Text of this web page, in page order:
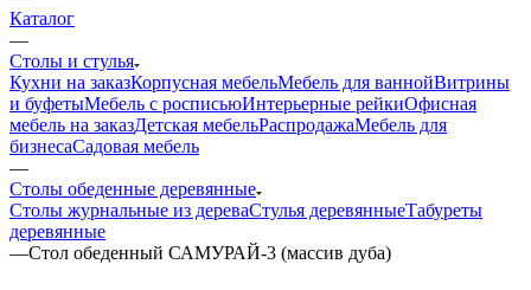
Каталог
—
Столы и стулья
Кухни на заказКорпусная мебельМебель для ваннойВитрины
и буфетыМебель с росписьюИнтерьерные рейкиОфисная
мебель на заказДетская мебельРаспродажаМебель для
бизнесаСадовая мебель
—
Столы обеденные деревянные
Столы журнальные из дереваСтулья деревянныеТабуреты
деревянные
—Стол обеденный САМУРАЙ-3 (массив дуба)